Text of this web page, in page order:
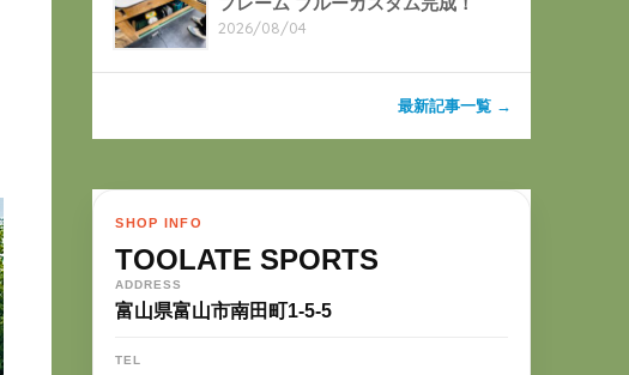
2026/08/04
最新記事一覧 →
SHOP INFO
TOOLATE SPORTS
ADDRESS
富山県富山市南田町1-5-5
TEL